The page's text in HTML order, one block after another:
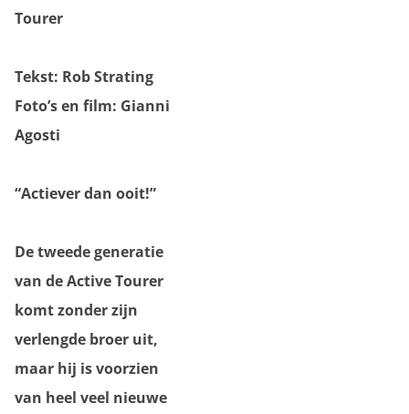
Tourer
Tekst: Rob Strating
Foto’s en film: Gianni
Agosti
“Actiever dan ooit!”
De tweede generatie
van de Active Tourer
komt zonder zijn
verlengde broer uit,
maar hij is voorzien
van heel veel nieuwe